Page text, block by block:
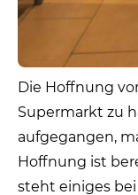
Die Hoffnung
Supermarkt zu
aufgegangen,
Hoffnung ist
steht einiges bei